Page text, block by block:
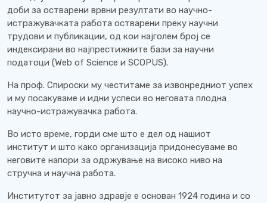
доби за остварени врвни резултати во научно-
истражувачката работа остварени преку научни
трудови и публикации, од кои најголем број се
индексирани во најпрестижните бази за научни
податоци (Web of Science и SCOPUS).
На проф. Спироски му честитаме за извонредниот успех
и му посакуваме и идни успеси во неговата плодна
научно-истражувачка работа.
Во исто време, горди сме што е дел од нашиот
институт и што како организација придонесуваме во
неговите напори за одржување на високо ниво на
стручна и научна работа.
Институтот за јавно здравје е основан 1924 година и со